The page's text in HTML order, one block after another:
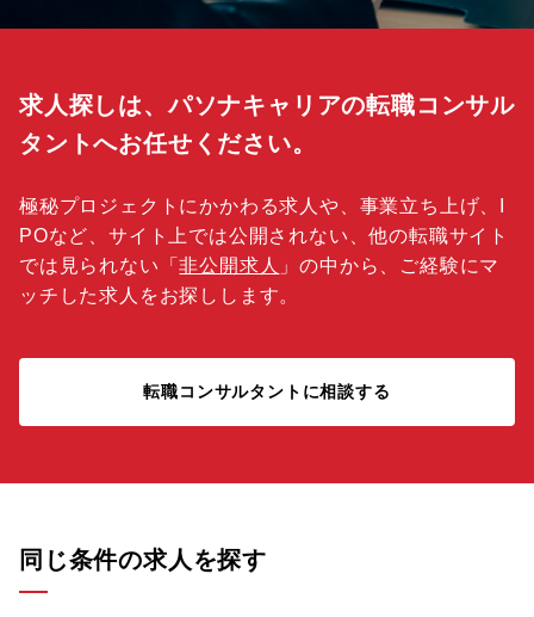
求人探しは、パソナキャリアの転職コンサル
タントへお任せください。
極秘プロジェクトにかかわる求人や、事業立ち上げ、I
POなど、サイト上では公開されない、他の転職サイト
では見られない「非公開求人 」の中から、ご経験にマ
ッチした求人をお探しします。
転職コンサルタントに相談する
同じ条件の求人を探す